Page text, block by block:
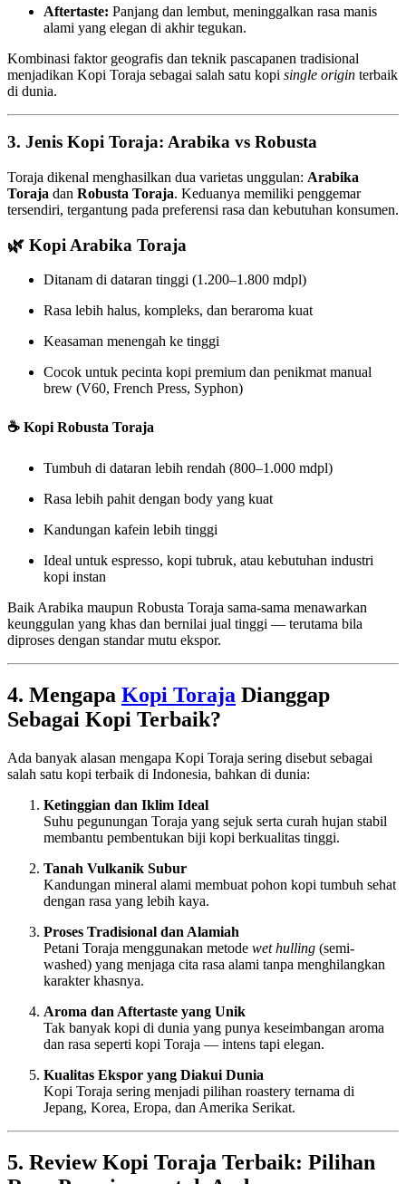
Aftertaste: Panjang dan lembut, meninggalkan rasa manis
alami yang elegan di akhir tegukan.
Kombinasi faktor geografis dan teknik pascapanen tradisional
menjadikan Kopi Toraja sebagai salah satu kopi single origin terbaik
di dunia.
3. Jenis Kopi Toraja: Arabika vs Robusta
Toraja dikenal menghasilkan dua varietas unggulan: Arabika
Toraja dan Robusta Toraja. Keduanya memiliki penggemar
tersendiri, tergantung pada preferensi rasa dan kebutuhan konsumen.
🌿 Kopi Arabika Toraja
Ditanam di dataran tinggi (1.200–1.800 mdpl)
Rasa lebih halus, kompleks, dan beraroma kuat
Keasaman menengah ke tinggi
Cocok untuk pecinta kopi premium dan penikmat manual
brew (V60, French Press, Syphon)
☕ Kopi Robusta Toraja
Tumbuh di dataran lebih rendah (800–1.000 mdpl)
Rasa lebih pahit dengan body yang kuat
Kandungan kafein lebih tinggi
Ideal untuk espresso, kopi tubruk, atau kebutuhan industri
kopi instan
Baik Arabika maupun Robusta Toraja sama-sama menawarkan
keunggulan yang khas dan bernilai jual tinggi — terutama bila
diproses dengan standar mutu ekspor.
4. Mengapa Kopi Toraja Dianggap
Sebagai Kopi Terbaik?
Ada banyak alasan mengapa Kopi Toraja sering disebut sebagai
salah satu kopi terbaik di Indonesia, bahkan di dunia:
Ketinggian dan Iklim Ideal
Suhu pegunungan Toraja yang sejuk serta curah hujan stabil
membantu pembentukan biji kopi berkualitas tinggi.
Tanah Vulkanik Subur
Kandungan mineral alami membuat pohon kopi tumbuh sehat
dengan rasa yang lebih kaya.
Proses Tradisional dan Alamiah
Petani Toraja menggunakan metode wet hulling (semi-
washed) yang menjaga cita rasa alami tanpa menghilangkan
karakter khasnya.
Aroma dan Aftertaste yang Unik
Tak banyak kopi di dunia yang punya keseimbangan aroma
dan rasa seperti kopi Toraja — intens tapi elegan.
Kualitas Ekspor yang Diakui Dunia
Kopi Toraja sering menjadi pilihan roastery ternama di
Jepang, Korea, Eropa, dan Amerika Serikat.
5. Review Kopi Toraja Terbaik: Pilihan